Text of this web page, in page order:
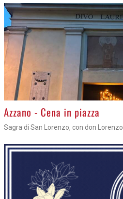
Azzano - Cena in piazza
Sagra di San Lorenzo, con don Lorenzo